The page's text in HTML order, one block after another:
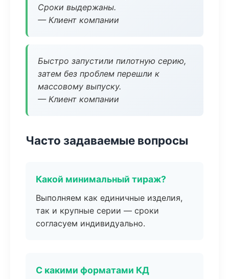
Сроки выдержаны.
— Клиент компании
Быстро запустили пилотную серию,
затем без проблем перешли к
массовому выпуску.
— Клиент компании
Часто задаваемые вопросы
Какой минимальный тираж?
Выполняем как единичные изделия,
так и крупные серии — сроки
согласуем индивидуально.
С какими форматами КД